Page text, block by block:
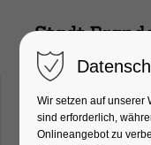
Wir setzen auf unserer
sind erforderlich,
Onlineangebot zu